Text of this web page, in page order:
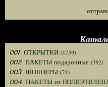
001. ОТКРЫТКИ (1759)
002. ПАКЕТЫ подарочные (392)
003. ШОППЕРЫ (24)
004. ПАКЕТЫ из